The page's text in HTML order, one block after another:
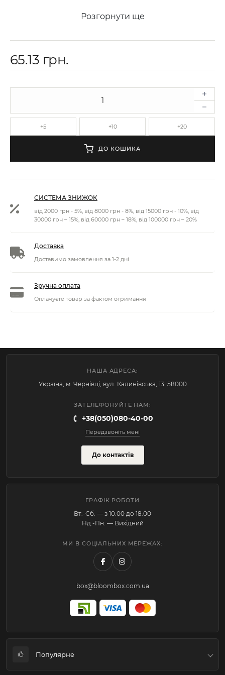
Розгорнути ще
65.13 грн.
+5 +10 +20
ДО КОШИКА
СИСТЕМА ЗНИЖОК
від 2000 грн - 5%, від 8000 грн - 8%, від 15000 грн - 10%, від
30000 грн – 15%, від 60000 грн – 18%, від 100000 грн – 20%
Доставка
Доставимо замовлення за 1-2 дні
Зручна оплата
Оплачуєте товар за фактом отримання
НАША АДРЕСА:
Україна, м. Чернівці, вул. Калинівська, 13. 58000
ЗАТЕЛЕФОНУЙТЕ НАМ:
+38(050)080-40-00
Передзвоніть мені
До контактів
ГРАФІК РОБОТИ
Вт.-Cб. — з 10:00 до 18:00
Нд.-Пн. — Вихідний
МИ В СОЦІАЛЬНИХ МЕРЕЖАХ:
box@bloombox.com.ua
Популярне